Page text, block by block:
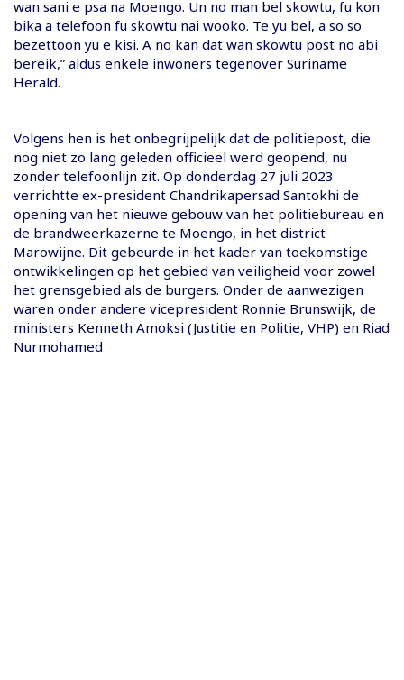
wan sani e psa na Moengo. Un no man bel skowtu, fu kon
bika a telefoon fu skowtu nai wooko. Te yu bel, a so so
bezettoon yu e kisi. A no kan dat wan skowtu post no abi
bereik,” aldus enkele inwoners tegenover Suriname
Herald.
Volgens hen is het onbegrijpelijk dat de politiepost, die
nog niet zo lang geleden officieel werd geopend, nu
zonder telefoonlijn zit. Op donderdag 27 juli 2023
verrichtte ex-president Chandrikapersad Santokhi de
opening van het nieuwe gebouw van het politiebureau en
de brandweerkazerne te Moengo, in het district
Marowijne. Dit gebeurde in het kader van toekomstige
ontwikkelingen op het gebied van veiligheid voor zowel
het grensgebied als de burgers. Onder de aanwezigen
waren onder andere vicepresident Ronnie Brunswijk, de
ministers Kenneth Amoksi (Justitie en Politie, VHP) en Riad
Nurmohamed